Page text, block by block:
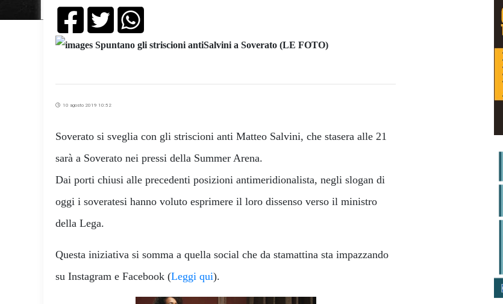
10 agosto 2019 10:52
Soverato si sveglia con gli striscioni anti Matteo Salvini, che stasera alle 21
sarà a Soverato nei pressi della Summer Arena.
Dai porti chiusi alle precedenti posizioni antimeridionalista, negli slogan di
oggi i soveratesi hanno voluto esprimere il loro dissenso verso il ministro
della Lega.
Questa iniziativa si somma a quella social che da stamattina sta impazzando
su Instagram e Facebook (Leggi qui).